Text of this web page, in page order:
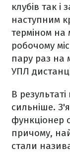
клубів так і
наступним
терміном на
робочому
пару раз на
УПЛ
В
сильніше.
функціонер
причому,
стали